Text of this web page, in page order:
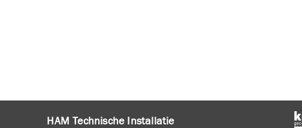
HAM Technische Installatie